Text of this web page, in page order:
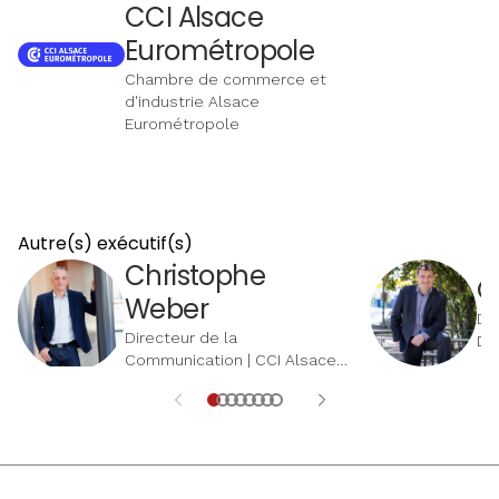
observées dans ces territoires, mettant en
lumière les défis et les perspectives
économiques pour 2025.
CCI Alsace
Eurométropole
Chambre de commerce et
d'industrie Alsace
Eurométropole
Autre(s) exécutif(s)
Christophe
Weber
Directeur de la
Communication | CCI Alsace